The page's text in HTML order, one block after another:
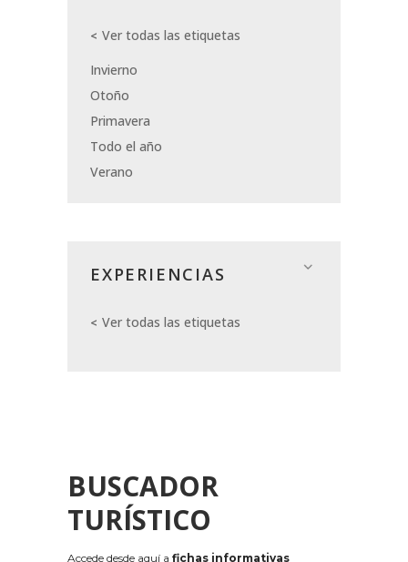
Ver todas las etiquetas
Invierno
Otoño
Primavera
Todo el año
Verano
EXPERIENCIAS
Ver todas las etiquetas
BUSCADOR
TURÍSTICO
Accede desde aquí a fichas informativas